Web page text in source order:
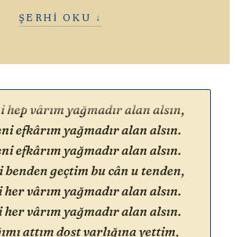
ŞERHI OKU ↓
hep vârım yağmadır alan alsın,
efkârım yağmadır alan alsın.
efkârım yağmadır alan alsın.
benden geçtim bu cân u tenden,
her vârım yağmadır alan alsın.
her vârım yağmadır alan alsın.
attım dost varlığına yettim,